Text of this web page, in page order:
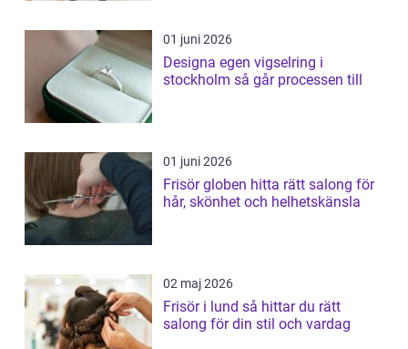
01 juni 2026
Designa egen vigselring i
stockholm så går processen till
01 juni 2026
Frisör globen hitta rätt salong för
hår, skönhet och helhetskänsla
02 maj 2026
Frisör i lund så hittar du rätt
salong för din stil och vardag